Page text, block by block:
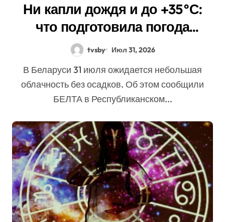
Ни капли дождя и до +35°С:
что подготовила погода
белорусам сегодня
tvsby Июл 31, 2026
В Беларуси 31 июля ожидается небольшая
облачность без осадков. Об этом сообщили
БЕЛТА в Республиканском...